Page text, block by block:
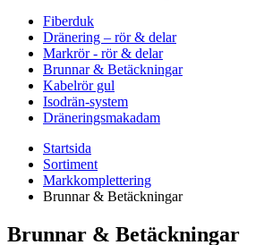
Fiberduk
Dränering – rör & delar
Markrör - rör & delar
Brunnar & Betäckningar
Kabelrör gul
Isodrän-system
Dräneringsmakadam
Startsida
Sortiment
Markkomplettering
Brunnar & Betäckningar
Brunnar & Betäckningar